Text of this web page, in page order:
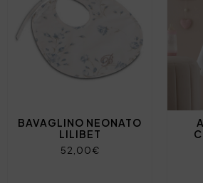
BAVAGLINO NEONATO
LILIBET
52,00€